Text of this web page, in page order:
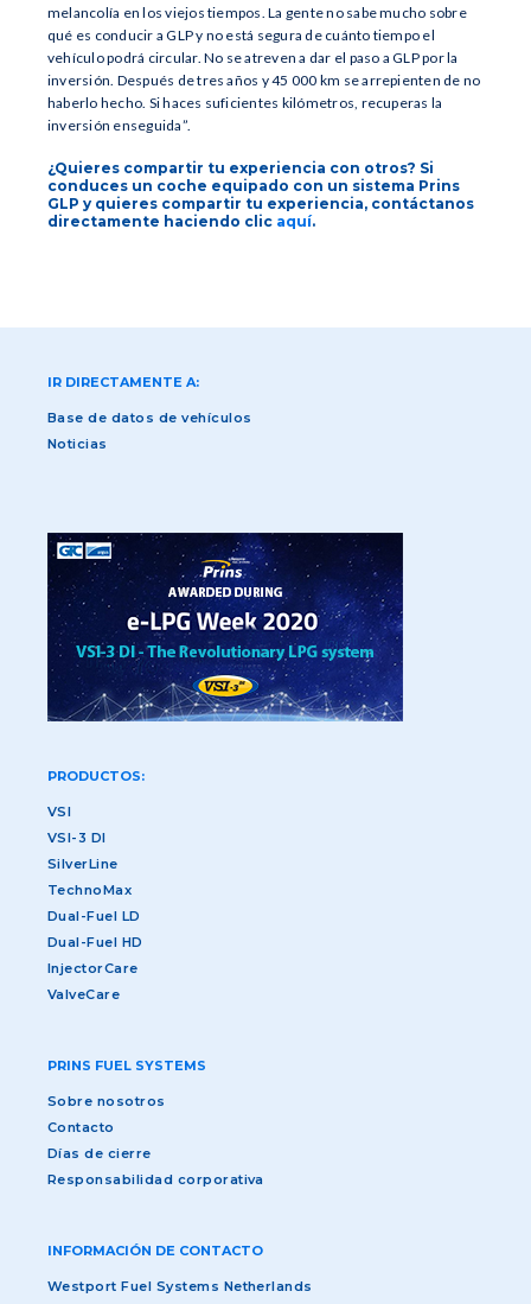
melancolía en los viejos tiempos. La gente no sabe mucho sobre
qué es conducir a GLP y no está segura de cuánto tiempo el
vehículo podrá circular. No se atreven a dar el paso a GLP por la
inversión. Después de tres años y 45 000 km se arrepienten de no
haberlo hecho. Si haces suficientes kilómetros, recuperas la
inversión enseguida”.
¿Quieres compartir tu experiencia con otros? Si
conduces un coche equipado con un sistema Prins
GLP y quieres compartir tu experiencia, contáctanos
directamente haciendo clic aquí.
IR DIRECTAMENTE A:
Base de datos de vehículos
Noticias
PRODUCTOS:
VSI
VSI-3 DI
SilverLine
TechnoMax
Dual-Fuel LD
Dual-Fuel HD
InjectorCare
ValveCare
PRINS FUEL SYSTEMS
Sobre nosotros
Contacto
Días de cierre
Responsabilidad corporativa
INFORMACIÓN DE CONTACTO
Westport Fuel Systems Netherlands